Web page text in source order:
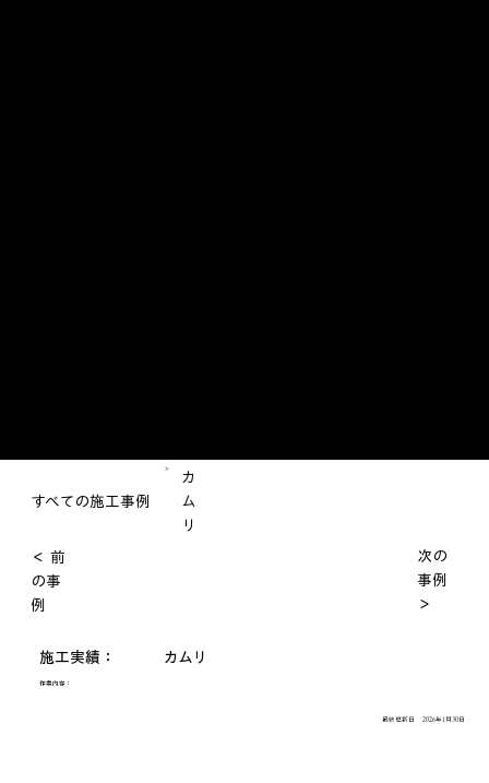
すべての施工事例
>
カ
ム
リ
施工実績： カムリ
作業内容：
最終更新日 2026年1月30日
＜ 前
の事
例
次の
事例
＞